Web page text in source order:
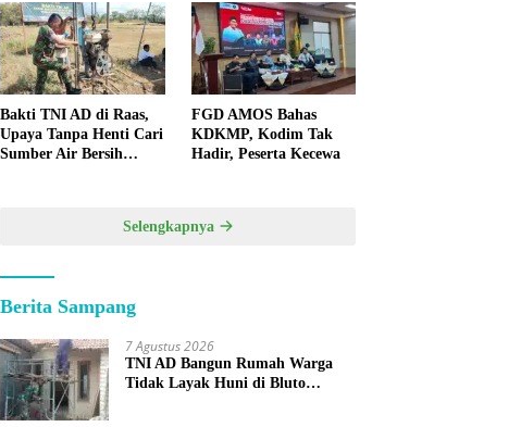
Bakti TNI AD di Raas,
Upaya Tanpa Henti Cari
Sumber Air Bersih
FGD AMOS Bahas
KDKMP, Kodim Tak
Hadir, Peserta Kecewa
Selengkapnya
Berita Sampang
7 Agustus 2026
TNI AD Bangun Rumah Warga
Tidak Layak Huni di Bluto